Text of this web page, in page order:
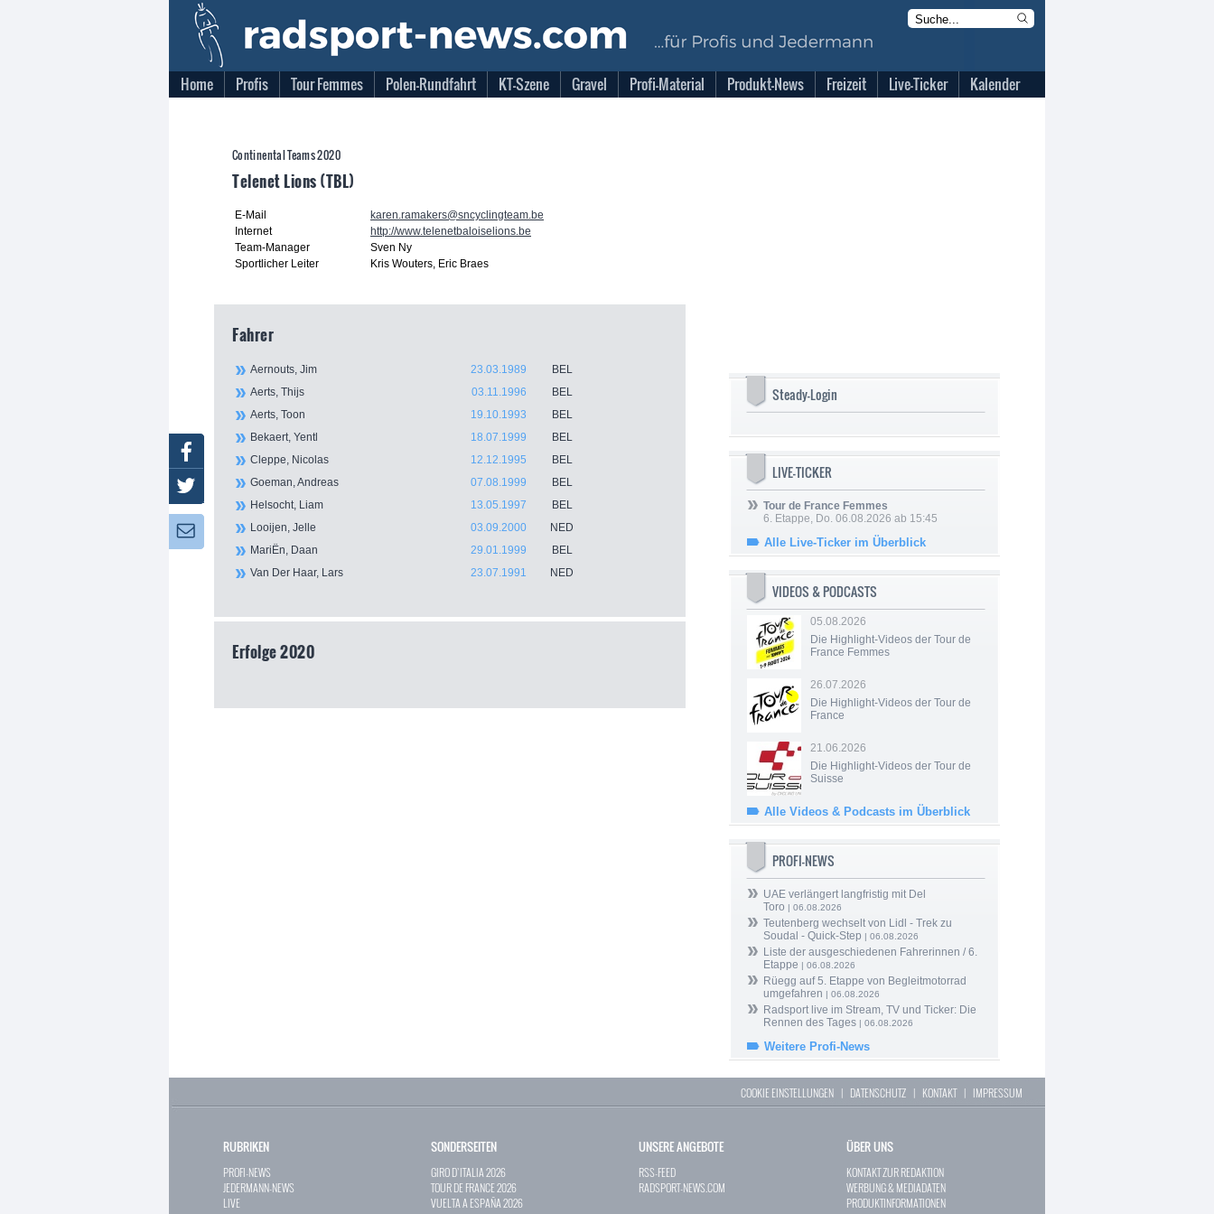
Home Profis Tour Femmes Polen-Rundfahrt KT-Szene Gravel Profi-Material Produkt-News Freizeit Live-Ticker Kalender
Continental Teams 2020
Telenet Lions (TBL)
E-Mail
karen.ramakers@sncyclingteam.be
Internet
http://www.telenetbaloiselions.be
Team-Manager
Sven Ny
Sportlicher Leiter
Kris Wouters, Eric Braes
Fahrer
Aernouts, Jim 23.03.1989
BEL
Aerts, Thijs
03.11.1996
BEL
Aerts, Toon
19.10.1993
BEL
Bekaert, Yentl
18.07.1999
BEL
Cleppe, Nicolas
12.12.1995
BEL
Goeman, Andreas
07.08.1999
BEL
Helsocht, Liam
13.05.1997
BEL
Looijen, Jelle
03.09.2000
NED
MariËn, Daan
29.01.1999
BEL
Van Der Haar, Lars
23.07.1991 NED
Erfolge 2020
Steady-Login
LIVE-TICKER
Tour de France Femmes
6. Etappe, Do. 06.08.2026 ab 15:45
Alle Live-Ticker im Überblick
VIDEOS & PODCASTS
05.08.2026
Die Highlight-Videos der Tour de
France Femmes
26.07.2026
Die Highlight-Videos der Tour de
France
21.06.2026
Die Highlight-Videos der Tour de
Suisse
Alle Videos & Podcasts im Überblick
PROFI-NEWS
UAE verlängert langfristig mit Del
Toro | 06.08.2026
Teutenberg wechselt von Lidl - Trek zu
Soudal - Quick-Step | 06.08.2026
Liste der ausgeschiedenen Fahrerinnen / 6.
Etappe | 06.08.2026
Rüegg auf 5. Etappe von Begleitmotorrad
umgefahren | 06.08.2026
Radsport live im Stream, TV und Ticker: Die
Rennen des Tages | 06.08.2026
Weitere Profi-News
Twitter
Newsletter:
COOKIE EINSTELLUNGEN | DATENSCHUTZ | KONTAKT| IMPRESSUM
RUBRIKEN
PROFI-NEWS
JEDERMANN-NEWS
LIVE
SONDERSEITEN
GIRO D`ITALIA 2026
TOUR DE FRANCE 2026
VUELTA A ESPAÑA 2026
UNSERE ANGEBOTE
RSS-FEED
RADSPORT-NEWS.COM
ÜBER UNS
KONTAKT ZUR REDAKTION
WERBUNG & MEDIADATEN
PRODUKTINFORMATIONEN